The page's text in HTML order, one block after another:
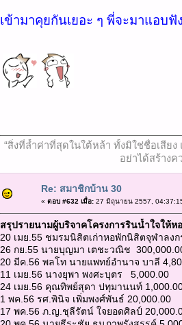
เข้ามาคุยกันเยอะ ๆ พี่จะมาแอบฟั
“สิ่งที่ล้ำค่าที่สุดในใต้หล้า ทั้งมิใช่ชื่อเสีย
อย่าได้สร้างค
Re: สมาชิกบ้าน 30
« ตอบ #632 เมื่อ:27 มิถุนายน 2557,
สรุปรายนามผู้บริจาคโครงการรินน้ำใจให้
20 เมย.55 ชมรมนิสิตเก่าหอพักนิสิตจุฬาลง
26 กย.55 นายบุญมา เตชะวณิช
20 มีค.56 พลโท นายแพทย์อำนาจ บาลี
11 เมย.56 นางยุพา พงศะบุตร 5,000.00
24 เมย.56 คุณทิพย์สุดา ปทุมานนท์
1 พค.56 รศ.พินิจ เพิ่มพงศ์พันธ์ 20,000.00
17 พค.56 ภ.ญ.ชุลีรัตน์ ใจยอดศิลป์